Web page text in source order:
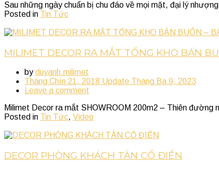
Sau những ngày chuẩn bị chu đáo về mọi mặt, đại lý
Posted in Tin Tức
MILIMET DECOR RA MẮT TỔNG KHO BÁN
byduyanh.milimet
Tháng Chín 21, 2018 Update
Tháng Ba 9, 2023
Leave a comment
Milimet Decor ra mắt SHOWROOM 200m2 – Thiên
Posted in
Tin Tức, Video
DECOR PHÒNG KHÁCH TÂN CỔ ĐIỂN